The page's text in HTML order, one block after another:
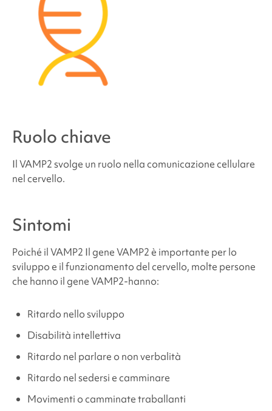
Problemi di comportamento e di sviluppo legati
alla sindrome VAMP2-correlata
Problemi medici e fisici legati alla
VAMP2
Fonti e riferimenti
Ruolo chiave
IlVAMP2svolge un ruolo nella comunicazione cellulare
nel cervello.
Sintomi
Poiché ilVAMP2 Il gene VAMP2 è importante per lo
sviluppo e il funzionamento del cervello, molte persone
che hanno il geneVAMP2-hanno:
Ritardo nello sviluppo
Disabilità intellettiva
Ritardo nel parlare o non verbalità
Ritardo nel sedersi e camminare
Movimenti o camminate traballanti